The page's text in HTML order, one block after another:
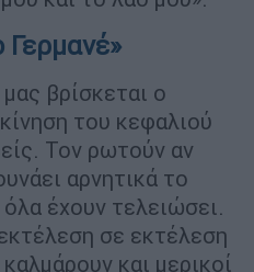
Γερμανέ»
μας βρίσκεται ο
του κεφαλιού
Τον ρωτούν αν
αρνητικά το
έχουν τελειώσει.
σε εκτέλεση
και μερικοί